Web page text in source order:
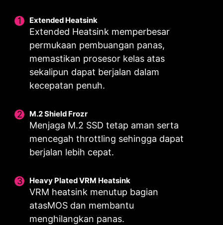
Extended Heatsink
Extended Heatsink memperbesar
permukaan pembuangan panas,
memastikan prosesor kelas atas
sekalipun dapat berjalan dalam
kecepatan penuh.
M.2 Shield Frozr
Menjaga M.2 SSD tetap aman serta
mencegah throttling sehingga dapat
berjalan lebih cepat.
Heavy Plated VRM Heatsink
VRM heatsink menutup bagian
atasMOS dan membantu
menghilangkan panas.
DIGITALL POWER DESIGN
Power design yang
sepenuhnya digital
DOUBLE POWER
CONNECTORS
Dua konektor 8-pin
CORE BOOST
Layout premium tidak hanya
mendukung multi-core CPU,